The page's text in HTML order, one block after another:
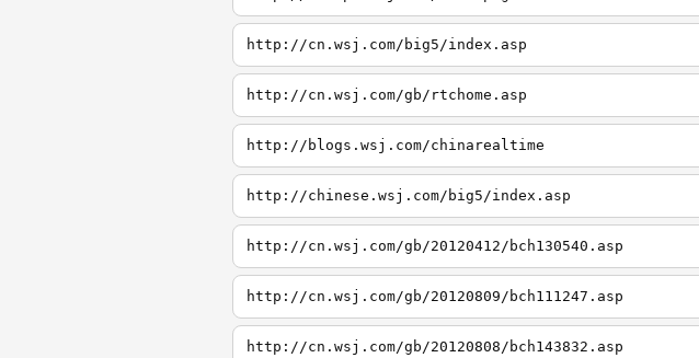
http://cn.wsj.com/big5/index.asp
http://cn.wsj.com/gb/rtchome.asp
http://blogs.wsj.com/chinarealtime
http://chinese.wsj.com/big5/index.asp
http://cn.wsj.com/gb/20120412/bch130540.asp
http://cn.wsj.com/gb/20120809/bch111247.asp
http://cn.wsj.com/gb/20120808/bch143832.asp